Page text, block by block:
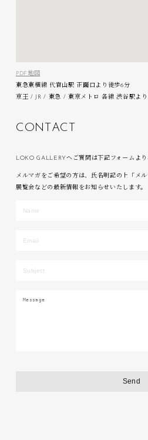
PDF地図
東急東横線 代官山駅 正面口より徒歩6分
京王 / JR / 東急 / 東京メトロ 各線 渋谷駅より
C ON T AC T
LOKO GALLERYへご質問は下記フォームより
メルマガをご希望の方は、氏名明記の上「メ
展覧会などの最新情報をお知らせいたします。